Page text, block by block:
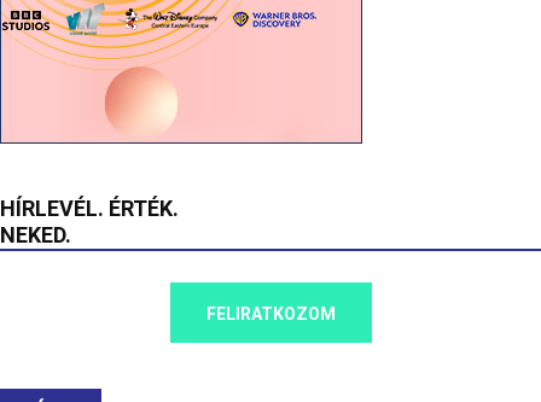
HÍRLEVÉL. ÉRTÉK.
NEKED.
FELIRATKOZOM